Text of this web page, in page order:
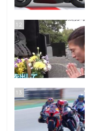
12
13